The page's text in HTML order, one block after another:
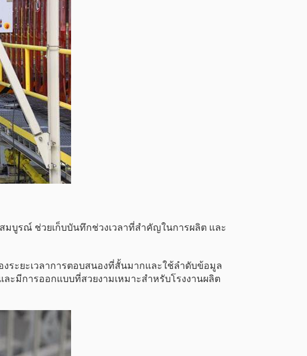
บูรณ์ ช่วยเก็บบันทึกช่วงเวลาที่สำคัญในการผลิต และ
ระยะเวลาการตอบสนองที่สั้นมากและใช้ลำดับข้อมูล
มีการออกแบบที่สวยงามเหมาะสำหรับโรงงานผลิต